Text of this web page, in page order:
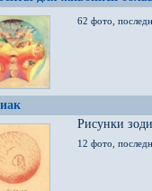
62 фото,
Рисунки
12 фото,